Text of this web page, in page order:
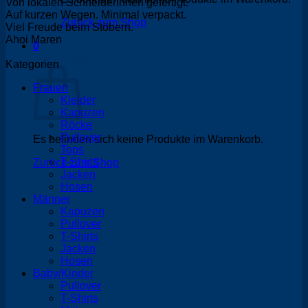
Zurück zum Shop
0
Warenkorb
Es befinden sich keine Produkte im Warenkorb.
Zurück zum Shop
Von lokalen Schneiderinnen gefertigt.
Auf kurzen Wegen. Minimal verpackt.
Viel Freude beim Stöbern.
Ahoi Maren
Kategorien
Frauen
Kleider
Kapuzen
Röcke
Pullover
Tops
T-Shirts
Jacken
Hosen
Männer
Kapuzen
Pullover
T-Shirts
Jacken
Hosen
Baby/Kinder
Pullover
T-Shirts